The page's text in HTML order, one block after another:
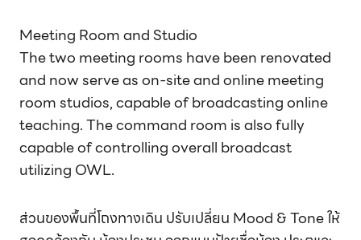
Meeting Room and Studio
The two meeting rooms have been renovated
and now serve as on-site and online meeting
room studios, capable of broadcasting online
teaching. The command room is also fully
capable of controlling overall broadcast
utilizing OWL.
ส่วนของพื้นที่โถงทางเดิน ปรับเปลี่ยน Mood & Tone ให้